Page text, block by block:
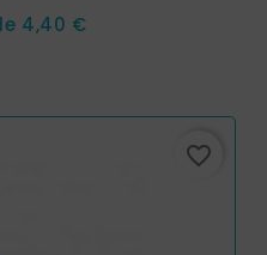
Prix
4,40 €
favorite_border